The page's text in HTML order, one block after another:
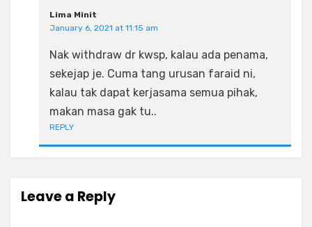
Lima Minit
January 6, 2021 at 11:15 am
Nak withdraw dr kwsp, kalau ada penama,
sekejap je. Cuma tang urusan faraid ni,
kalau tak dapat kerjasama semua pihak,
makan masa gak tu..
REPLY
Leave a Reply